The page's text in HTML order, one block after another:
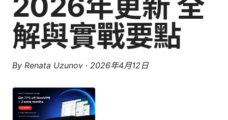
解與實戰要點
By Renata Uzunov · 2026年4月12日